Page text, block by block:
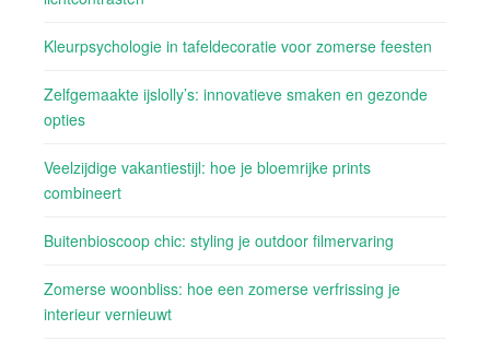
Kleurpsychologie in tafeldecoratie voor zomerse feesten
Zelfgemaakte ijslolly’s: innovatieve smaken en gezonde
opties
Veelzijdige vakantiestijl: hoe je bloemrijke prints
combineert
Buitenbioscoop chic: styling je outdoor filmervaring
Zomerse woonbliss: hoe een zomerse verfrissing je
interieur vernieuwt